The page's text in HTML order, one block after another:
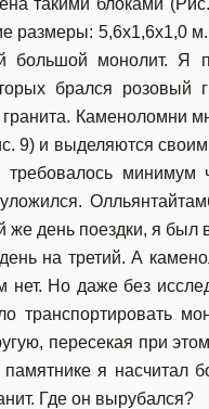
размеры: 5,6х1,6х1,0
монолит. Я
брался розовый
Каменоломни
9) и выделяются
день поездки, я был
на третий. А
нет. Но даже без
транспортировать
пересекая при
памятнике я насчитал
Где он вырубался?